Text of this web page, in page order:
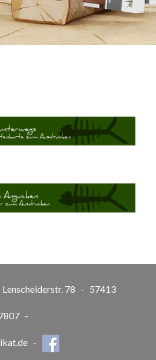
78 - 57413
-
-